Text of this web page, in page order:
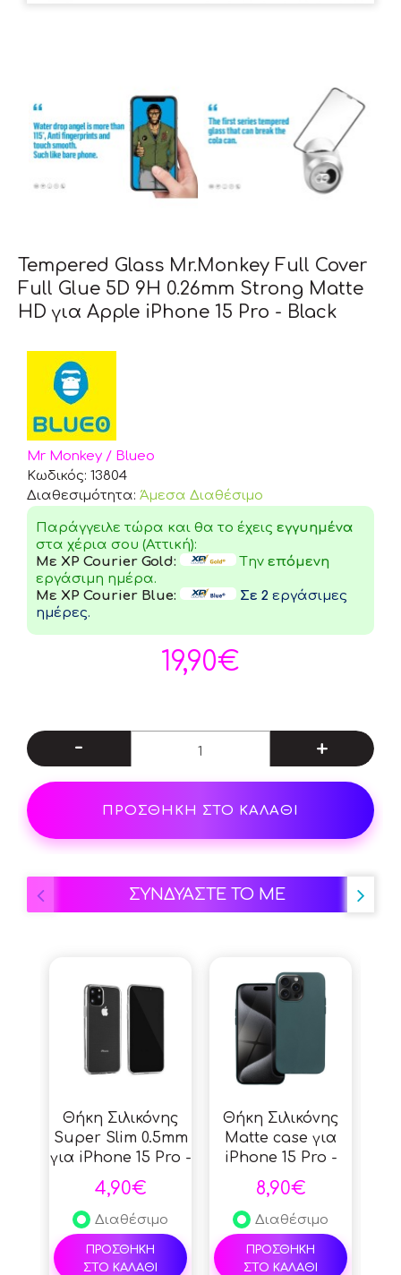
Tempered Glass Mr.Monkey Full Cover
Full Glue 5D 9H 0.26mm Strong Matte
HD για Apple iPhone 15 Pro - Black
Mr Monkey / Blueo
Κωδικός: 13804
Διαθεσιμότητα: Άμεσα Διαθέσιμο
Παράγγειλε τώρα και θα το έχεις εγγυημένα
στα χέρια σου (Αττική):
Με XP Courier Gold:
Tην επόμενη
εργάσιμη ημέρα.
Με XP Courier Blue:
Σε 2 εργάσιμες
ημέρες.
19,90€
- +
ΠΡΟΣΘΗΚΗ ΣΤΟ ΚΑΛΑΘΙ
ΣΥΝΔΥΑΣΤΕ ΤΟ ΜΕ
Θήκη Σιλικόνης
Super Slim 0.5mm
για iPhone 15 Pro -
Clear
4,90€
Διαθέσιμο
ΠΡΟΣΘΗΚΗ
ΣΤΟ ΚΑΛΑΘΙ
Θήκη Σιλικόνης
Matte case για
iPhone 15 Pro -
Forest Green
8,90€
Διαθέσιμο
ΠΡΟΣΘΗΚΗ
ΣΤΟ ΚΑΛΑΘΙ